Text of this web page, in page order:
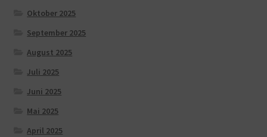
Oktober 2025
September 2025
August 2025
Juli 2025
Juni 2025
Mai 2025
April 2025